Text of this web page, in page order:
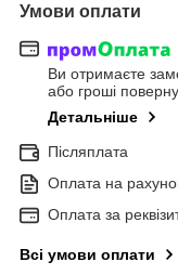
Умови оплати
Ви отримаєте
або гроші
Детальніше
Післяплата
Оплата на
Оплата за
Всі умови оплати